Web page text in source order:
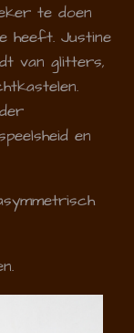
te doen
heeft. Justine
van glitters,
en